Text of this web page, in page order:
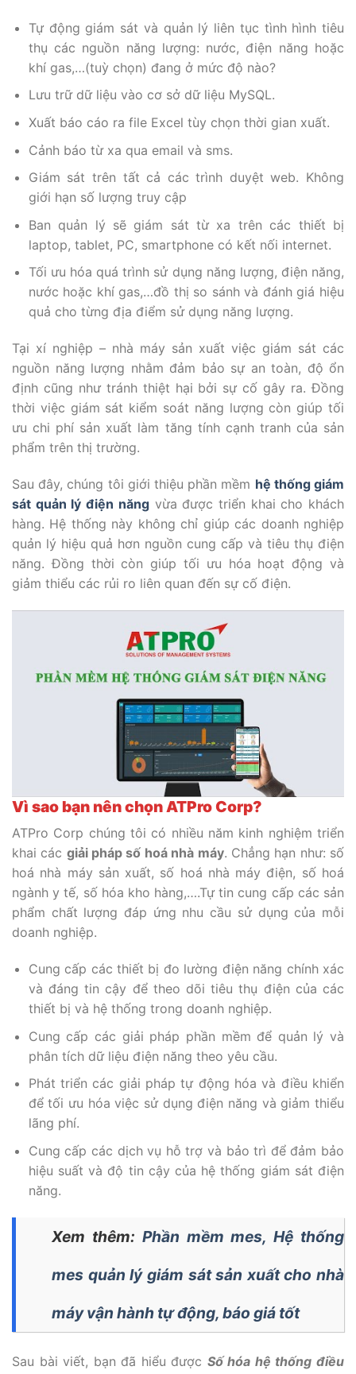
Tự động giám sát và quản lý liên tục tình hình tiêu
thụ các nguồn năng lượng: nước, điện năng hoặc
khí gas,…(tuỳ chọn) đang ở mức độ nào?
Lưu trữ dữ liệu vào cơ sở dữ liệu MySQL.
Xuất báo cáo ra file Excel tùy chọn thời gian xuất.
Cảnh báo từ xa qua email và sms.
Giám sát trên tất cả các trình duyệt web. Không
giới hạn số lượng truy cập
Ban quản lý sẽ giám sát từ xa trên các thiết bị
laptop, tablet, PC, smartphone có kết nối internet.
Tối ưu hóa quá trình sử dụng năng lượng, điện năng,
nước hoặc khí gas,…đồ thị so sánh và đánh giá hiệu
quả cho từng địa điểm sử dụng năng lượng.
Tại xí nghiệp – nhà máy sản xuất việc giám sát các
nguồn năng lượng nhằm đảm bảo sự an toàn, độ ổn
định cũng như tránh thiệt hại bởi sự cố gây ra. Đồng
thời việc giám sát kiểm soát năng lượng còn giúp tối
ưu chi phí sản xuất làm tăng tính cạnh tranh của sản
phẩm trên thị trường.
Sau đây, chúng tôi giới thiệu phần mềm hệ thống giám
sát quản lý điện năngvừa được triển khai cho khách
hàng. Hệ thống này không chỉ giúp các doanh nghiệp
quản lý hiệu quả hơn nguồn cung cấp và tiêu thụ điện
năng. Đồng thời còn giúp tối ưu hóa hoạt động và
giảm thiểu các rủi ro liên quan đến sự cố điện.
Vì sao bạn nên chọn ATPro Corp?
ATPro Corp chúng tôi có nhiều năm kinh nghiệm triển
khai các giải pháp số hoá nhà máy. Chẳng hạn như: số
hoá nhà máy sản xuất, số hoá nhà máy điện, số hoá
ngành y tế, số hóa kho hàng,….Tự tin cung cấp các sản
phẩm chất lượng đáp ứng nhu cầu sử dụng của mỗi
doanh nghiệp.
Cung cấp các thiết bị đo lường điện năng chính xác
và đáng tin cậy để theo dõi tiêu thụ điện của các
thiết bị và hệ thống trong doanh nghiệp.
Cung cấp các giải pháp phần mềm để quản lý và
phân tích dữ liệu điện năng theo yêu cầu.
Phát triển các giải pháp tự động hóa và điều khiển
để tối ưu hóa việc sử dụng điện năng và giảm thiểu
lãng phí.
Cung cấp các dịch vụ hỗ trợ và bảo trì để đảm bảo
hiệu suất và độ tin cậy của hệ thống giám sát điện
năng.
Xem thêm: Phần mềm mes, Hệ thống
mes quản lý giám sát sản xuất cho nhà
máy vận hành tự động, báo giá tốt
Sau bài viết, bạn đã hiểu được Số hóa hệ thống điều